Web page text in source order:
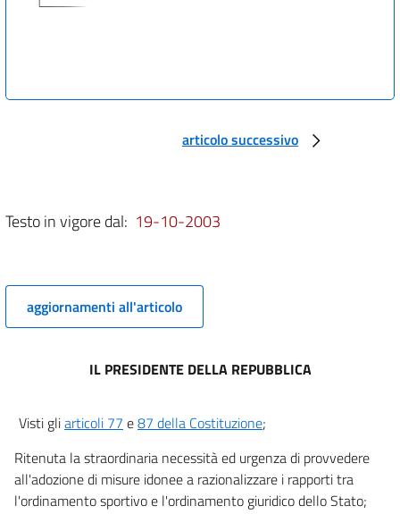
articolo successivo
Testo in vigore dal: 19-10-2003
aggiornamenti all'articolo
IL PRESIDENTE DELLA REPUBBLICA
Visti gliarticoli 77 e87 della Costituzione;
Ritenuta la straordinaria necessità ed urgenza di provvedere
all'adozione di misure idonee a razionalizzare i rapporti tra
l'ordinamento sportivo e l'ordinamento giuridico dello Stato;